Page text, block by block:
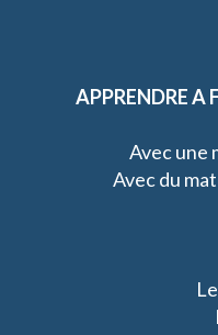
APPRENDRE A
Avec une
Avec du